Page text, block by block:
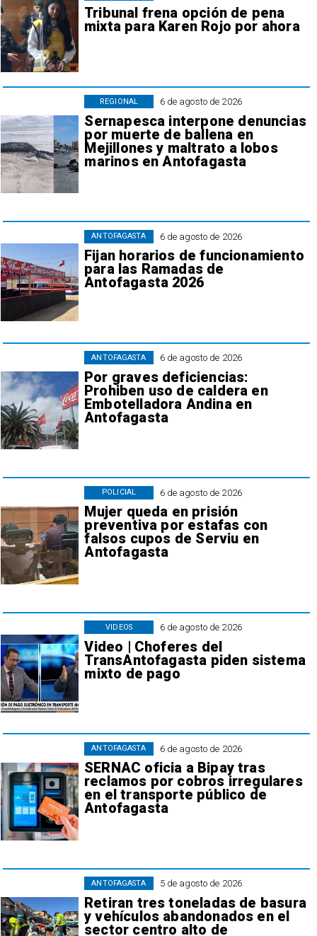
Tribunal frena opción de pena
mixta para Karen Rojo por ahora
6 de agosto de 2026
Sernapesca interpone denuncias
por muerte de ballena en
Mejillones y maltrato a lobos
marinos en Antofagasta
REGIONAL
6 de agosto de 2026
Fijan horarios de funcionamiento
para las Ramadas de
Antofagasta 2026
ANTOFAGASTA
6 de agosto de 2026
Por graves deficiencias:
Prohiben uso de caldera en
Embotelladora Andina en
Antofagasta
ANTOFAGASTA
6 de agosto de 2026
Mujer queda en prisión
preventiva por estafas con
falsos cupos de Serviu en
Antofagasta
POLICIAL
6 de agosto de 2026
Video | Choferes del
TransAntofagasta piden sistema
mixto de pago
VIDEOS
6 de agosto de 2026
SERNAC oficia a Bipay tras
reclamos por cobros irregulares
en el transporte público de
Antofagasta
ANTOFAGASTA
5 de agosto de 2026
Retiran tres toneladas de basura
y vehículos abandonados en el
sector centro alto de
ANTOFAGASTA